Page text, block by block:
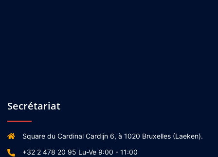
Secrétariat
Square du Cardinal Cardijn 6, à 1020 Bruxelles (Laeken).
+32 2 478 20 95 Lu-Ve 9:00 - 11:00